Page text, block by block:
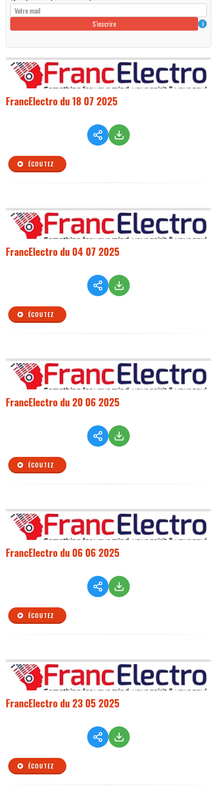
S'inscrire i
FrancElectro du 18 07 2025
ÉCOUTEZ
FrancElectro du 04 07 2025
ÉCOUTEZ
FrancElectro du 20 06 2025
ÉCOUTEZ
FrancElectro du 06 06 2025
ÉCOUTEZ
FrancElectro du 23 05 2025
ÉCOUTEZ